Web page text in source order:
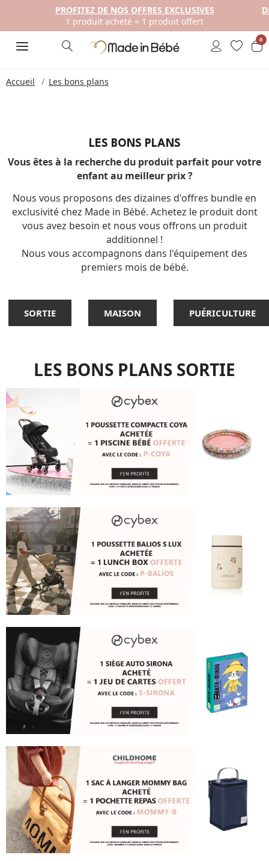
PROFITEZ DE NOS OFFRES EXCLUSIVES
1 produit acheté = 1 produit offert
0
Accueil Les bons plans
LES BONS PLANS
Vous êtes à la recherche du produit parfait pour votre
enfant au meilleur prix ?
Nous vous proposons des dizaines d'offres bundle en
exclusivité chez Made in Bébé. Achetez le produit dont
vous avez besoin et nous vous offrons un produit
additionnel !
Nous vous accompagnons dans l'équipement des
premiers mois de bébé.
SORTIE MAISON PUÉRICULTURE
LES BONS PLANS SORTIE